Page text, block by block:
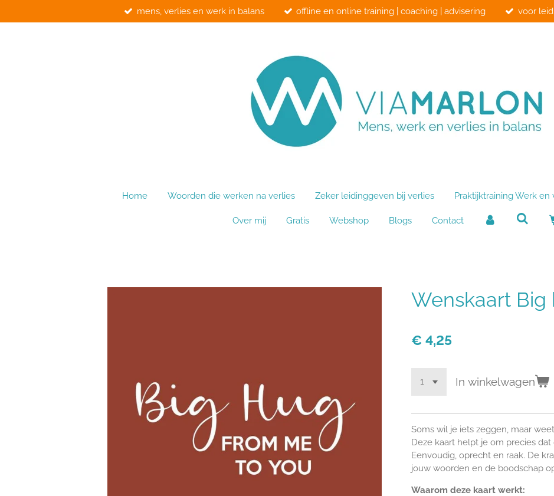
direct
mens, verlies en werk in balans offline en online training | coaching | advisering voor
Home Woorden die werken na verlies Zeker leidinggeven bij verlies Praktijktraining Werk en
Over mij Gratis Webshop Blogs Contact
Wenskaart Big
€ 4,25
In winkelwagen
Soms wil je iets zeggen, maar
Deze kaart helpt je om precies
Eenvoudig, oprecht en raak. De
jouw woorden en de boodschap
Waarom deze kaart werkt: